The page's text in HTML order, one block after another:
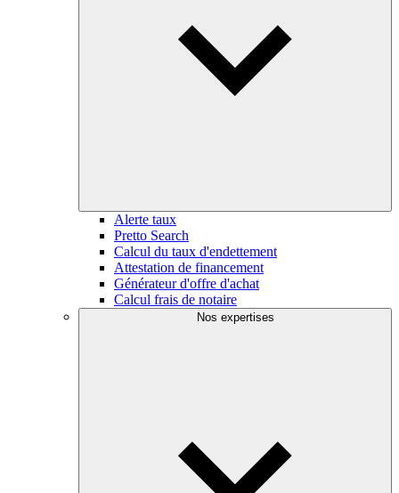
Alerte taux
Pretto Search
Calcul du taux d'endettement
Attestation de financement
Générateur d'offre d'achat
Calcul frais de notaire
Nos expertises